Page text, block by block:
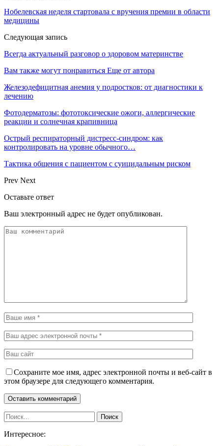
Нобелевская неделя стартовала с вручения премии в области
медицины
Следующая запись
Всегда актуальный разговор о здоровом материнстве
Вам также могут понравиться Еще от автора
Железодефицитная анемия у подростков: от диагностики к
лечению
Фотодерматозы: фототоксические ожоги, аллергические
реакции и солнечная крапивница
Острый респираторный дистресс-синдром: как
контролировать на уровне обычного…
Тактика общения с пациентом с суицидальным риском
Prev Next
Оставьте ответ
Ваш электронный адрес не будет опубликован.
Сохраните мое имя, адрес электронной почты и веб-сайт в
этом браузере для следующего комментария.
Интересное: